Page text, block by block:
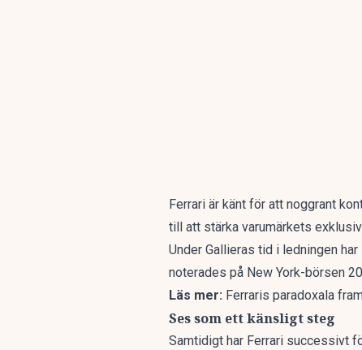
Ferrari är känt för att noggrant
till att stärka varumärkets
Under Gallieras tid i ledningen
noterades på New York-börsen
Läs mer: Ferraris paradoxala
Ses som ett känsligt steg
Samtidigt har Ferrari successivt